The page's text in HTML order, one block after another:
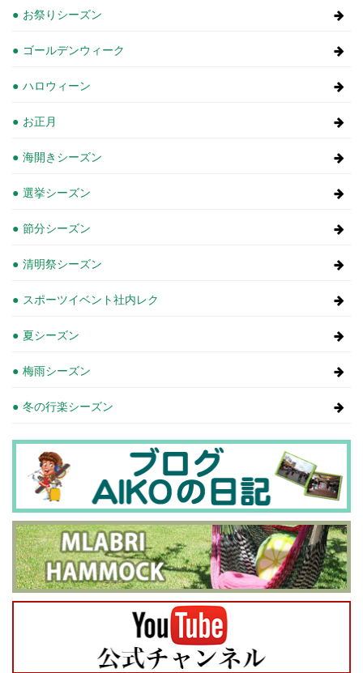
お祭りシーズン
ゴールデンウィーク
ハロウィーン
お正月
海開きシーズン
選挙シーズン
節分シーズン
清明祭シーズン
スポーツイベント社内レク
夏シーズン
梅雨シーズン
冬の行楽シーズン